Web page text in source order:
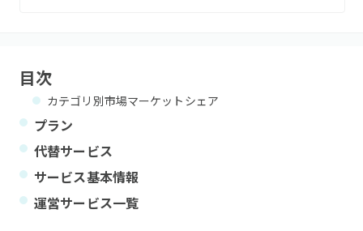
目次
カテゴリ別市場マーケットシェア
プラン
代替サービス
サービス基本情報
運営サービス一覧